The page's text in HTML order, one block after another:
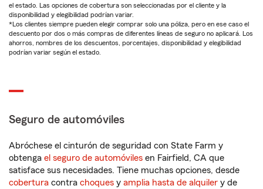
el estado. Las opciones de cobertura son seleccionadas por el cliente y la
disponibilidad y elegibilidad podrían variar.
*Los clientes siempre pueden elegir comprar solo una póliza, pero en ese caso el
descuento por dos o más compras de diferentes líneas de seguro no aplicará. Los
ahorros, nombres de los descuentos, porcentajes, disponibilidad y elegibilidad
podrían variar según el estado.
Seguro de automóviles
Abróchese el cinturón de seguridad con State Farm y
obtenga el seguro de automóviles en Fairfield, CA que
satisface sus necesidades. Tiene muchas opciones, desde
cobertura contra choques y amplia hasta de alquiler y de